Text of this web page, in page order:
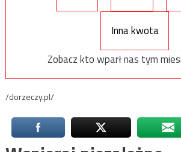
Inna kwota
Zobacz kto wparł nas tym
/dorzeczy.pl/